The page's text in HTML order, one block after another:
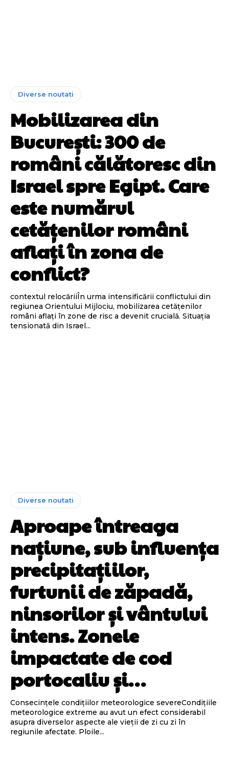
Diverse noutati
Mobilizarea din
București: 300 de
români călătoresc din
Israel spre Egipt. Care
este numărul
cetățenilor români
aflați în zona de
conflict?
contextul relocăriiÎn urma intensificării conflictului din
regiunea Orientului Mijlociu, mobilizarea cetățenilor
români aflați în zone de risc a devenit crucială. Situația
tensionată din Israel...
Diverse noutati
Aproape întreaga
națiune, sub influența
precipitațiilor,
furtunii de zăpadă,
ninsorilor și vântului
intens. Zonele
impactate de cod
portocaliu și…
Consecințele condițiilor meteorologice severeCondițiile
meteorologice extreme au avut un efect considerabil
asupra diverselor aspecte ale vieții de zi cu zi în
regiunile afectate. Ploile...